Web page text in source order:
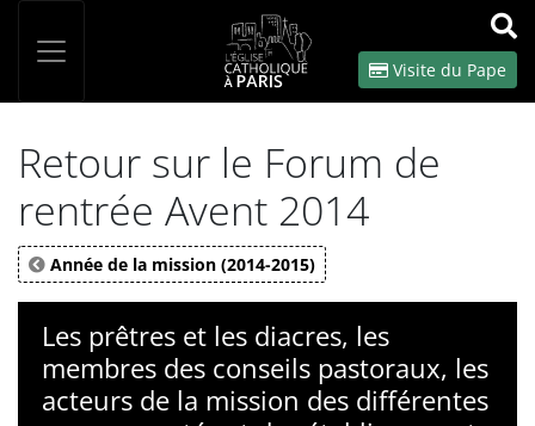
OK
Visite du Pape
Retour sur le Forum de
rentrée Avent 2014
Année de la mission (2014-2015)
Les prêtres et les diacres, les
membres des conseils pastoraux, les
acteurs de la mission des différentes
Panneau de gestion des cookies